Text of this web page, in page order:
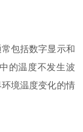
包括数字显示和
的温度不发生波
境温度变化的情